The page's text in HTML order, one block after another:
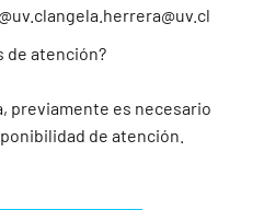
angela.herrera@uv.cl
de atención?
previamente es necesario
de atención.